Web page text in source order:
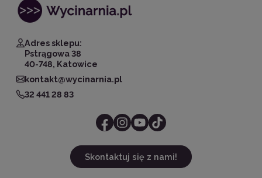
Adres sklepu:
Pstrągowa 38
40-748, Katowice
kontakt@wycinarnia.pl
32 441 28 83
Skontaktuj się z nami!